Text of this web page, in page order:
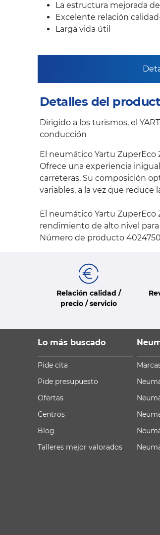
La estructura mejorada
Excelente relación
Larga vida útil
Detalles del
Dirigido a los turismos, el
conducción
El neumático Yartu ZuperEco
Ofrece una experiencia
carreteras. Su composición
variables, a la vez que
El neumático Yartu
rendimiento de alto nivel
Número de producto 4024750
Relación calidad /
precio / servicio
Lo más buscado
Pide cita
Pide presupuesto
Ofertas
Centros
Blog
Talleres mejor valorados